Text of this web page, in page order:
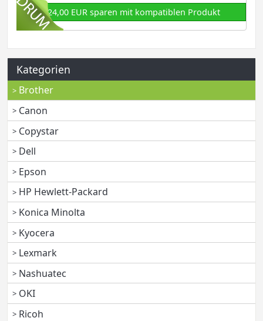
124,00 EUR sparen mit kompatiblen Produkt
Kategorien
Brother
Canon
Copystar
Dell
Epson
HP Hewlett-Packard
Konica Minolta
Kyocera
Lexmark
Nashuatec
OKI
Ricoh